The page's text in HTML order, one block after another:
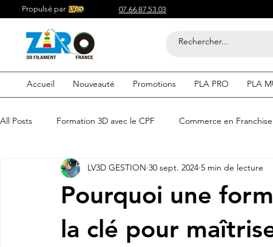
Propulsé par 07.66.87.53.03
Accueil Nouveauté Promotions PLA PRO PLA
All Posts Formation 3D avec le CPF Commerce en Franchise
Acheter du Filament 3D pour Compétitif du Filament 3D
Filaments 3D PLA Acheter du Filament 3D
Pourquoi une
la clé pour
LV3D GESTION 30 sept. 2024 5 min de lecture